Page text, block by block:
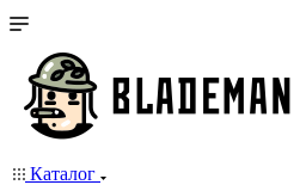
Каталог